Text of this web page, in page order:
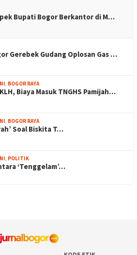
Bupati Bogor Berkantor di M…
Gerebek Gudang Oplosan Gas …
BOGOR RAYA
Biaya Masuk TNGHS Pamijah…
BOGOR RAYA
Soal Biskita T…
POLITIK
‘Tenggelam’…